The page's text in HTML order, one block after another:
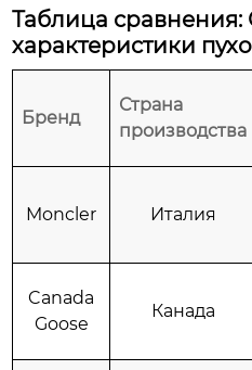
Таблица
характеристики
Бренд
Страна
производства
Moncler Италия
Canada
Goose
Канада